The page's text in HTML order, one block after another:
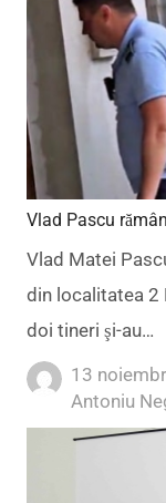
Vlad Pascu
Vlad Matei
din localitatea 2
doi tineri şi-au…
13
Author
Antoniu